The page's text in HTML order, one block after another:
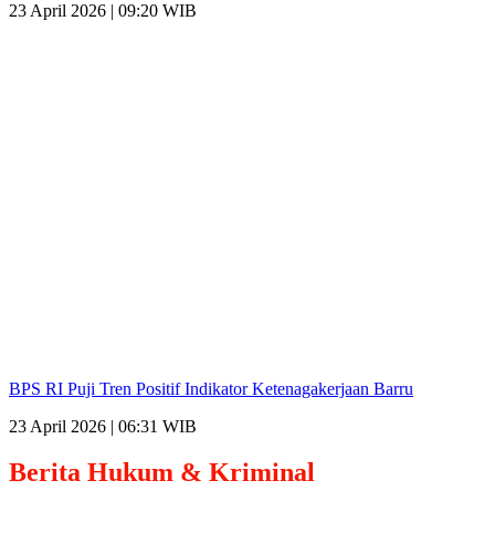
23 April 2026 | 09:20 WIB
BPS RI Puji Tren Positif Indikator Ketenagakerjaan Barru
23 April 2026 | 06:31 WIB
Berita Hukum & Kriminal